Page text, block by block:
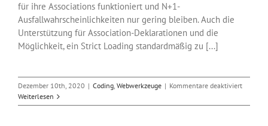
für ihre Associations funktioniert und N+1-
Ausfallwahrscheinlichkeiten nur gering bleiben. Auch die
Unterstützung für Association-Deklarationen und die
Möglichkeit, ein Strict Loading standardmäßig zu [...]
Dezember 10th, 2020 | Coding, Webwerkzeuge | Kommentare deaktiviertfür
6.1
Weiterlesen